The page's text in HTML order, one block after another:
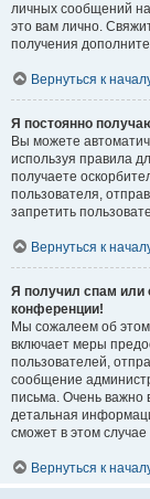
личных сообщений
это вам лично.
получения
Вернуться к
Я постоянно
Вы можете
используя правила
получаете
пользователя,
запретить
Вернуться к
Я получил спам или
конференции!
Мы сожалеем об
включает меры
пользователей,
сообщение
письма. Очень важно
детальная
сможет в этом
Вернуться к